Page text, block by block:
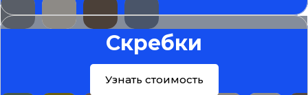
Скребки
Узнать стоимость